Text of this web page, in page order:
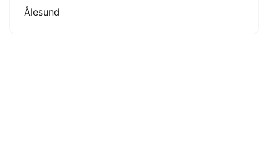
Ålesund